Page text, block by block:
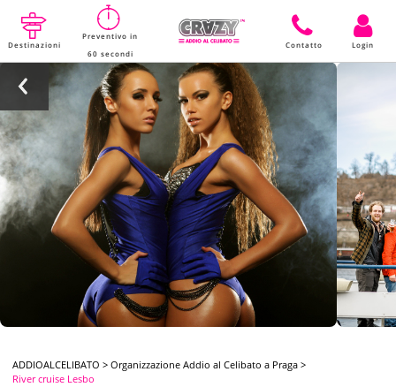
Destinazioni
Preventivo in
60 secondi
Contatto Login
ADDIOALCELIBATO >Organizzazione Addio al Celibato a Praga >
River cruise Lesbo